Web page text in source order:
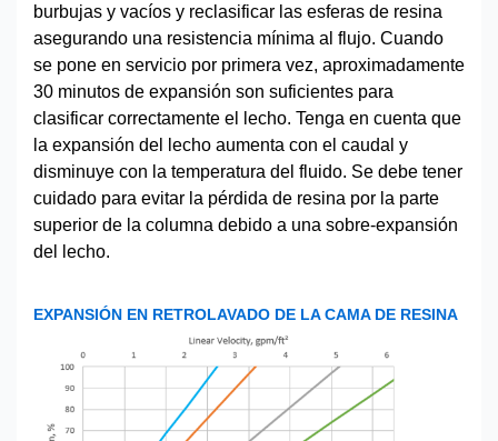
burbujas y vacíos y reclasificar las esferas de resina
asegurando una resistencia mínima al flujo. Cuando
se pone en servicio por primera vez, aproximadamente
30 minutos de expansión son suficientes para
clasificar correctamente el lecho. Tenga en cuenta que
la expansión del lecho aumenta con el caudal y
disminuye con la temperatura del fluido. Se debe tener
cuidado para evitar la pérdida de resina por la parte
superior de la columna debido a una sobre-expansión
del lecho.
EXPANSIÓN EN RETROLAVADO DE LA CAMA DE RESINA